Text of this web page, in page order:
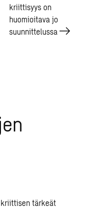
kriittisyys on
huomioitava jo
suunnittelussa
tärkeät